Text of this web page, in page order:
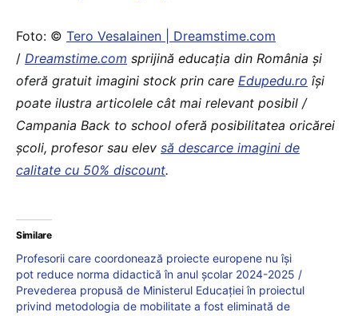
Foto: © Tero Vesalainen | Dreamstime.com
/ Dreamstime.com sprijină educaţia din România şi
oferă gratuit imagini stock prin care Edupedu.ro îşi
poate ilustra articolele cât mai relevant posibil /
Campania Back to school oferă posibilitatea oricărei
școli, profesor sau elev să descarce imagini de
calitate cu 50% discount.
Similare
Profesorii care coordonează proiecte europene nu își
pot reduce norma didactică în anul școlar 2024-2025 /
Prevederea propusă de Ministerul Educației în proiectul
privind metodologia de mobilitate a fost eliminată de